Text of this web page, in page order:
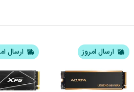
ارسال امروز ارسال